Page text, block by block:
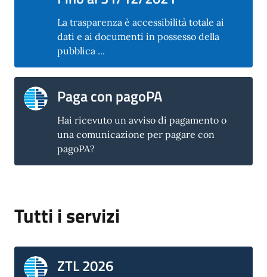
La trasparenza è accessibilità totale ai
dati e ai documenti in possesso della
pubblica ...
Paga con pagoPA
Hai ricevuto un avviso di pagamento o
una comunicazione per pagare con
pagoPA?
Tutti i servizi
ZTL 2026